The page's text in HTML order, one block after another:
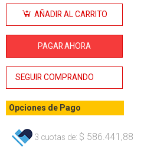
DEWALT
1100W
490 rpm
AÑADIR AL CARRITO
PAGAR AHORA
SEGUIR COMPRANDO
Opciones de Pago
3 cuotas de: $ 586.441,88